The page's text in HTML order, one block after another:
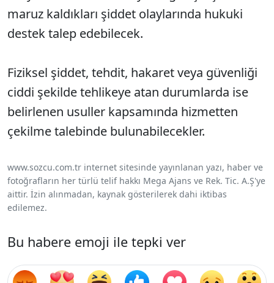
maruz kaldıkları şiddet olaylarında hukuki
destek talep edebilecek.
Fiziksel şiddet, tehdit, hakaret veya güvenliği
ciddi şekilde tehlikeye atan durumlarda ise
belirlenen usuller kapsamında hizmetten
çekilme talebinde bulunabilecekler.
www.sozcu.com.tr internet sitesinde yayınlanan yazı, haber ve
fotoğrafların her türlü telif hakkı Mega Ajans ve Rek. Tic. A.Ş'ye
aittir. İzin alınmadan, kaynak gösterilerek dahi iktibas
edilemez.
Bu habere emoji ile tepki ver